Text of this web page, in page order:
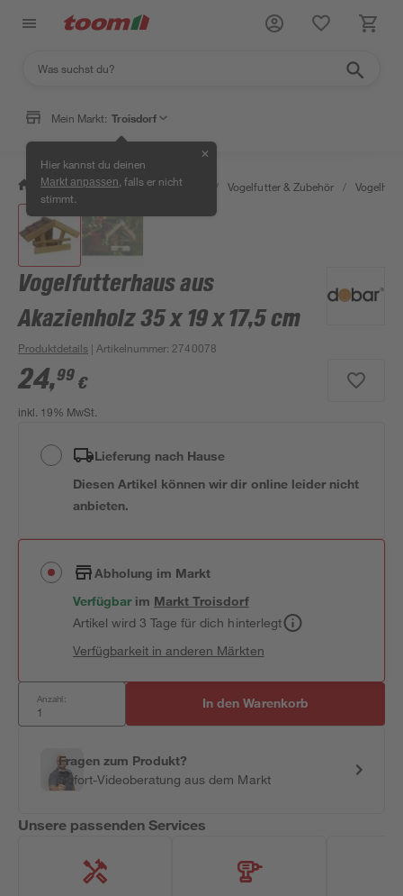
Mein Markt: Troisdorf
Hier kannst du deinen
Markt anpassen , falls er nicht
stimmt.
✕
/ Garten & Freizeit / Tierbedarf / Vogelfutter & Zubehör /
Vogelfutterhaus aus
Akazienholz 35 x 19 x 17,5 cm
Produktdetails | Artikelnummer: 2740078
24,99 €
inkl. 19% MwSt.
Lieferung nach Hause
Diesen Artikel können wir dir online leider nicht
anbieten.
Abholung im Markt
Verfügbar im MarktTroisdorf
Artikel wird 3 Tage für dich hinterlegt
Verfügbarkeit in anderen Märkten
Anzahl: In den Warenkorb
Fragen zum Produkt?
Sofort-Videoberatung aus dem Markt
Unsere passenden Services